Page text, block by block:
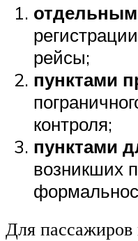
рейсы;
пунктами
контроля;
пунктами
возникших
Для